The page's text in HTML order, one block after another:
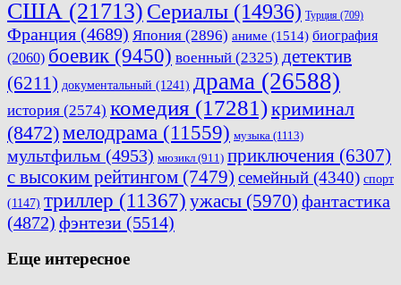
США (21713) Сериалы (14936) Турция (709)
Франция (4689) Япония (2896) аниме (1514) биография
(2060) боевик (9450) военный (2325) детектив
(6211) документальный (1241) драма (26588)
история (2574) комедия (17281)криминал
(8472)мелодрама (11559) музыка (1113)
мультфильм (4953) мюзикл (911) приключения (6307)
с высоким рейтингом (7479) семейный (4340) спорт
(1147) триллер (11367) ужасы (5970) фантастика
(4872) фэнтези (5514)
Еще интересное